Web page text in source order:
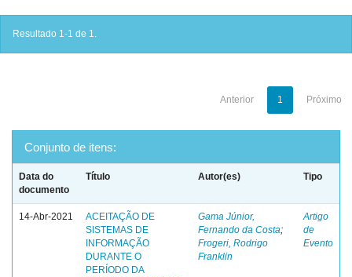
Resultado 1-1 de 1.
Anterior 1 Próximo
Conjunto de itens:
Data do
documento
Título Autor(es) Tipo
14-Abr-2021
ACEITAÇÃO DE
SISTEMAS DE
INFORMAÇÃO
DURANTE O
PERÍODO DA
Gama Júnior,
Fernando da Costa;
Frogeri, Rodrigo
Franklin
Artigo
de
Evento